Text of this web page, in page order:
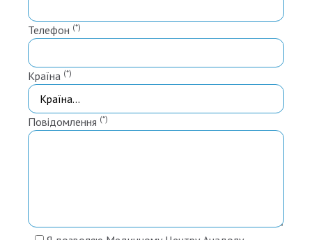
Телефон (*)
Країна (*)
Повідомлення (*)